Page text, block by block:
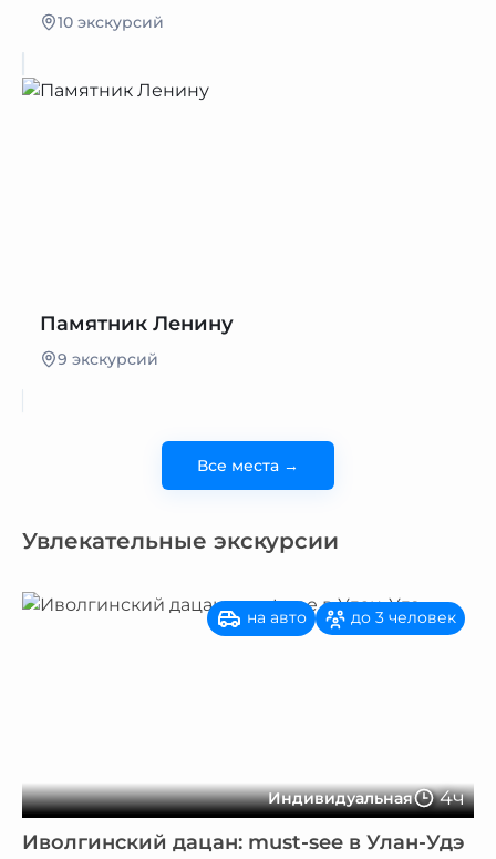
10 экскурсий
Памятник Ленину
9 экскурсий
Все места →
Увлекательные экскурсии
Индивидуальная 4ч
на авто до 3 человек
Иволгинский дацан: must-see в Улан-Удэ